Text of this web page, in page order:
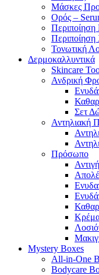
Μάσκες
Ορός –
Περιποίηση
Τονωτική
Δερμοκαλλυντικά
Skincare
Ανδρική
Σετ
Αντηλιακή
Πρόσωπο
Mystery Boxes
All-in-One
Bodycare